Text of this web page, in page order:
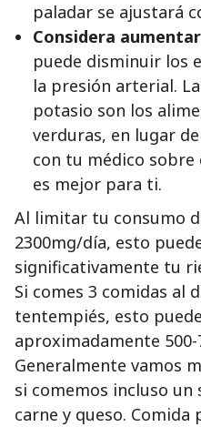
paladar se ajustará
Considera
puede disminuir los
la presión arterial.
potasio son los
verduras, en lugar
con tu médico sobre
es mejor para ti.
Al limitar tu consumo
2300mg/día, esto
significativamente tu
Si comes 3 comidas al
tentempiés, esto
aproximadamente
Generalmente vamos
si comemos incluso un
carne y queso. Comida